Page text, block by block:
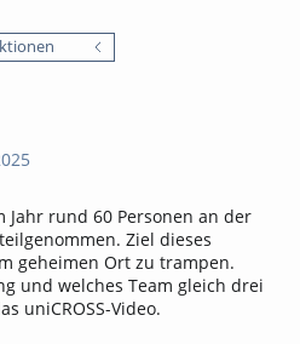
rund 60 Personen an der
Ziel dieses
geheimen Ort zu trampen.
und welches Team gleich drei
uniCROSS-Video.